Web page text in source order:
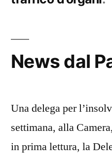
News dal
Una delega per
settimana, alla
in prima lettura, la